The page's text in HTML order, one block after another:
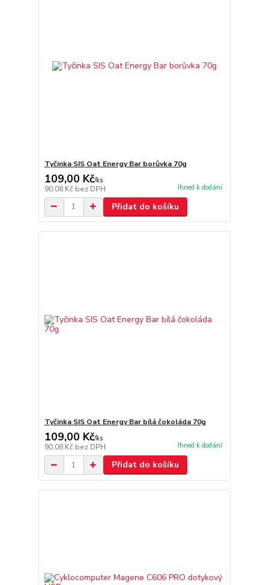
Tyčinka SIS Oat Energy Bar borůvka 70g
109,00 Kč/ks
90,08 Kč bez DPH Ihned k dodání
Přidat do košíku
Tyčinka SIS Oat Energy Bar bílá čokoláda 70g
109,00 Kč/ks
90,08 Kč bez DPH Ihned k dodání
Přidat do košíku